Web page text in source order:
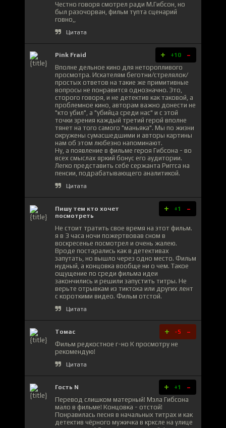
Честно говоря смотрел ради М.Гибсон, но
был разочорван, фильм тупта сценарий
говно,,
Цитата
Pink Fraid + +10 -
Вполне дельное кино для неторопливого
просмотра. Искателям беготни/стрелялок/
простых ответов на такие же примитивные
вопросы не понравится однозначно. Это,
сторого говоря, и не детектив как таковой, а
проблемное кино, авторам важно донести не
"кто убил", а "убийца среди нас" и с этой
точки зрения каждый третий герой вполне
тянет на того самого "маньяка". Мы по жизни
окружены сумасшедшими и авторы картины
нам об этом любезно напоминают.
Ну, а появление в фильме героя Гибсона - во
всех смыслах яркий бонус его аудитории.
Легко представить себе сержанта Риггса на
пенсии, подрабатывающего аналитикой.
Цитата
Пишу тем кто хочет
посмотреть
+ +1 -
Не стоит тратить свое время на этот фильм.
я в 3 часа ночи пожертвовав сном в
воскресенье посмотрел и очень жалею.
Вроде постарались как в детективах
запутать, но вышло через одно место. Фильм
нудный, а концовка вообще ни о чем. Такое
ощущение по среди фильма идеи
закончились и решили запустить титры. Не
верьте отрывкам из тиктока или других лент
с короткими видео. Фильм отстой.
Цитата
Томас + -5 -
Фильм редкостное г-но К просмотру не
рекомендую!
Цитата
Гость N + +1 -
Перевод слишком матерный! Мэла Гибсона
мало в фильме! Концовка - отстой!
Понравилась песня в начальных титрах и как
детектив чёрного мужичка в крксле на улице